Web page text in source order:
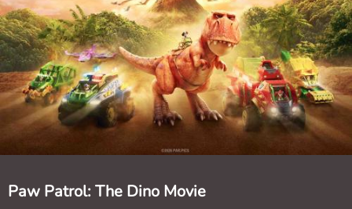
Paw Patrol: The Dino Movie